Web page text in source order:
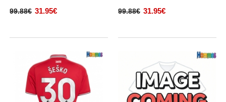
99.88€ 31.95€ 99.88€ 31.95€